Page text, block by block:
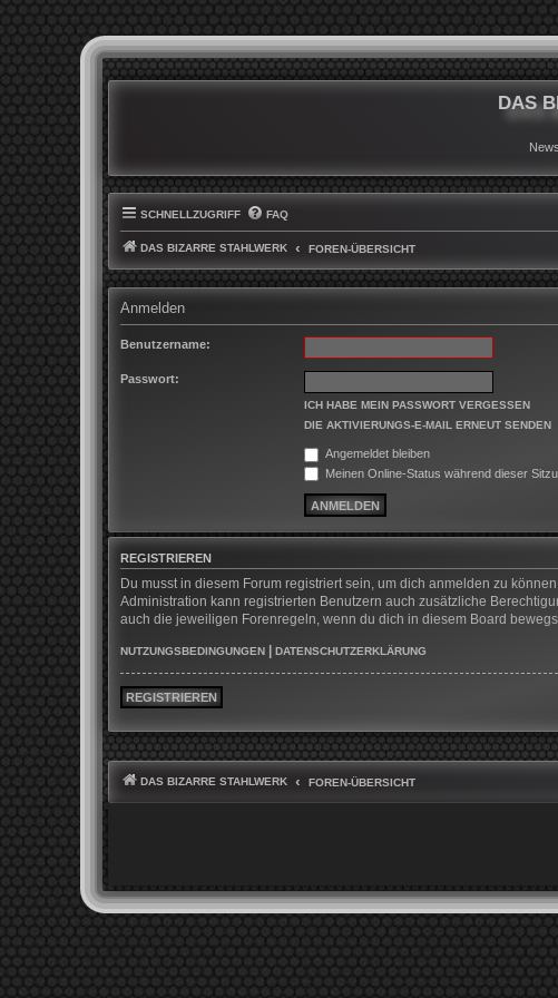
DAS
SCHNELLZUGRIFF FAQ
DAS BIZARRE STAHLWERK FOREN-ÜBERSICHT
Anmelden
Benutzername:
Passwort:
ICH HABE MEIN PASSWORT VERGESSEN
DIE AKTIVIERUNGS-E-MAIL ERNEUT SENDEN
Angemeldet bleiben
Meinen Online-Status während dieser
REGISTRIEREN
Du musst in diesem Forum registriert sein, um dich anmelden zu
Administration kann registrierten Benutzern auch zusätzliche
auch die jeweiligen Forenregeln, wenn du dich in diesem Board
NUTZUNGSBEDINGUNGEN DATENSCHUTZERKLÄRUNG
REGISTRIEREN
DAS BIZARRE STAHLWERK FOREN-ÜBERSICHT